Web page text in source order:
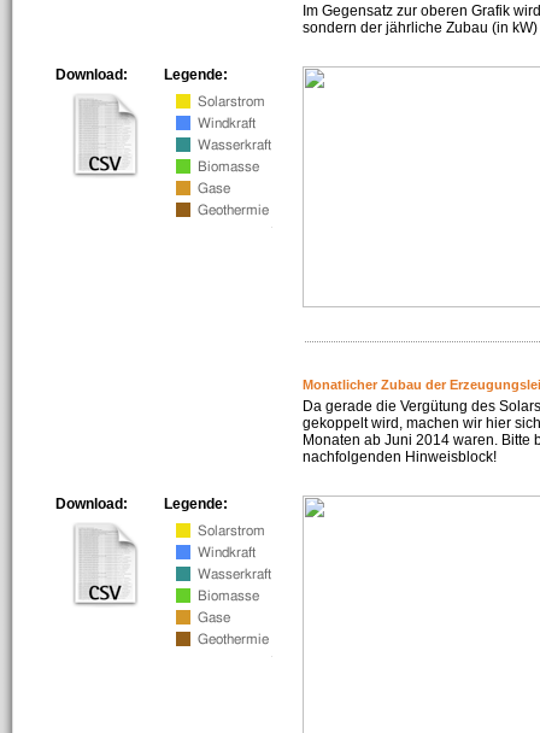
Im Gegensatz zur oberen Grafik
sondern der jährliche Zubau (in
Legende:
Download:
Monatlicher Zubau der
Da gerade die Vergütung des
gekoppelt wird, machen wir hier
Monaten ab Juni 2014 waren. Bitte
nachfolgenden Hinweisblock!
Legende:
Download: